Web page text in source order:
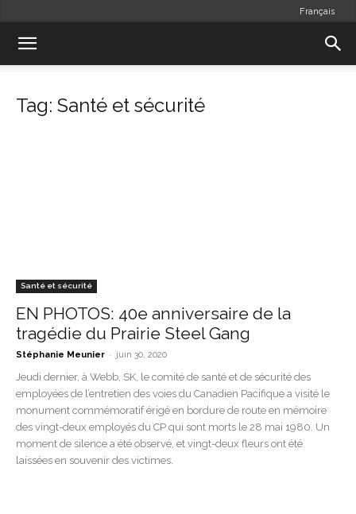
Français
Tag: Santé et sécurité
Santé et sécurité
EN PHOTOS: 40e anniversaire de la
tragédie du Prairie Steel Gang
Stéphanie Meunier - juin 30, 2020
Jeudi dernier, à Webb, SK, le comité de santé et de sécurité des
employées de l’entretien des voies du Canadien Pacifique a visité le
monument commémoratif érigé en bordure de route en mémoire
des vingt-deux employés du CP qui sont morts le 28 mai 1980. Un
moment de silence a été observé, et vingt-deux fleurs ont été
laissées en souvenir des victimes.